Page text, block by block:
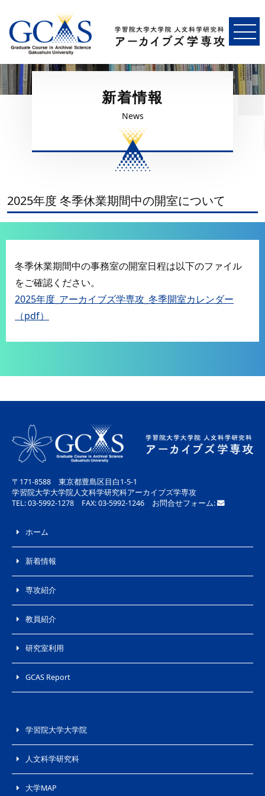
2025年度 冬季休業期間中の開室について
冬季休業期間中の事務室の開室日程は以下のファイル
をご確認ください。
2025年度_アーカイブズ学専攻_冬季開室カレンダー
（pdf）
新着情報
News
〒171-8588 東京都豊島区目白1-5-1
学習院大学大学院人文科学研究科アーカイブズ学専攻
TEL: 03-5992-1278 FAX: 03-5992-1246 お問合せフォーム:
ホーム
新着情報
専攻紹介
教員紹介
研究室利用
GCAS Report
学習院大学大学院
人文科学研究科
大学MAP